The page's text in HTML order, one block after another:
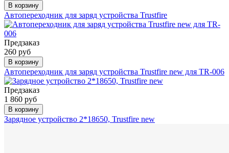
В корзину
Автопереходник для заряд устройства Trustfire
Предзаказ
260 руб
В корзину
Автопереходник для заряд устройства Trustfire new для TR-006
Предзаказ
1 860 руб
В корзину
Зарядное устройство 2*18650, Trustfire new